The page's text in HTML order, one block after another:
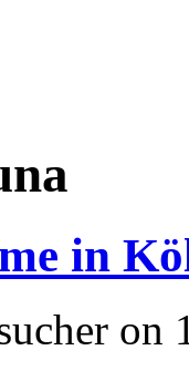
in
on